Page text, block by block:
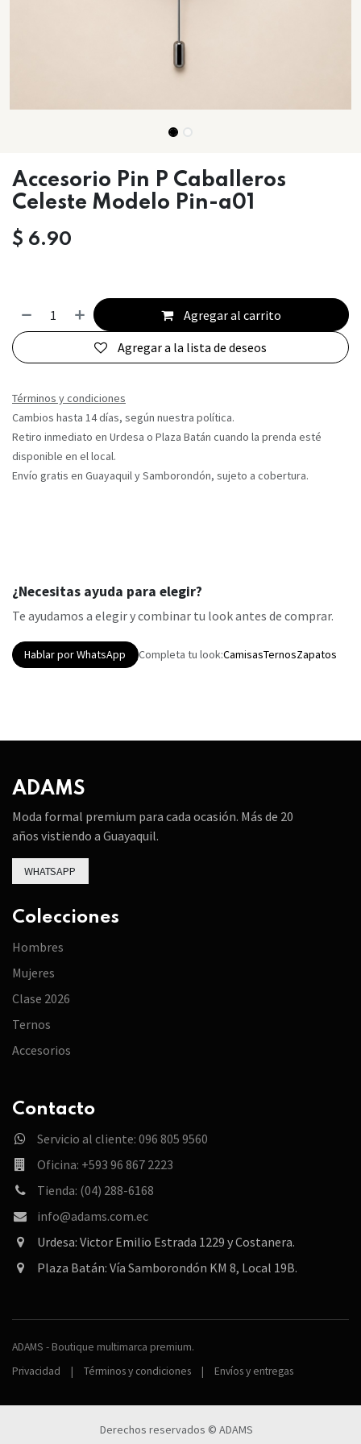
Accesorio Pin P Caballeros
Celeste Modelo Pin-a01
$ 6.90
Agregar al carrito
Agregar a la lista de deseos
Términos y condiciones
Cambios hasta 14 días, según nuestra política.
Retiro inmediato en Urdesa o Plaza Batán cuando la prenda esté
disponible en el local.
Envío gratis en Guayaquil y Samborondón, sujeto a cobertura.
¿Necesitas ayuda para elegir?
Te ayudamos a elegir y combinar tu look antes de comprar.
Hablar por WhatsApp Completa tu look:CamisasTernosZapatos
ADAMS
Moda formal premium para cada ocasión. Más de 20
años vistiendo a Guayaquil.
WHATSAPP
Colecciones
Hombres
Mujeres
Clase 2026
Ternos
Accesorios
Contacto
Servicio al cliente: 096 805 9560
Oficina: +593 96 867 2223
Tienda: (04) 288-6168
info@adams.com.ec
Urdesa: Victor Emilio Estrada 1229 y Costanera.
Plaza Batán: Vía Samborondón KM 8, Local 19B.
ADAMS - Boutique multimarca premium.
Privacidad
| Términos y condiciones | Envíos y entregas
Derechos reservados © ADAMS